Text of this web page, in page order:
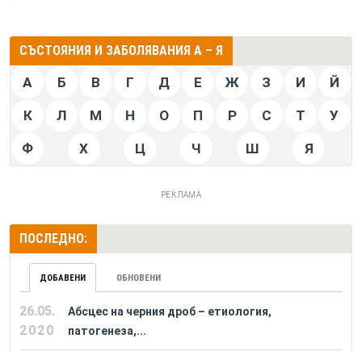
СЪСТОЯНИЯ И ЗАБОЛЯВАНИЯ А – Я
А Б В Г Д Е Ж З И Й
К Л М Н О П Р С Т У
Ф Х Ц Ч Ш Я
РЕКЛАМА
ПОСЛЕДНО:
ДОБАВЕНИ ОБНОВЕНИ
26.05.
2020
Абсцес на черния дроб – етиология,
патогенеза,...